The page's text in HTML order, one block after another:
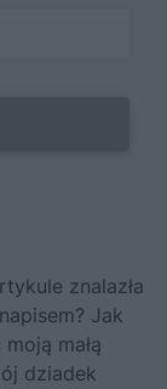
znalazła
Jak
małą
dziadek